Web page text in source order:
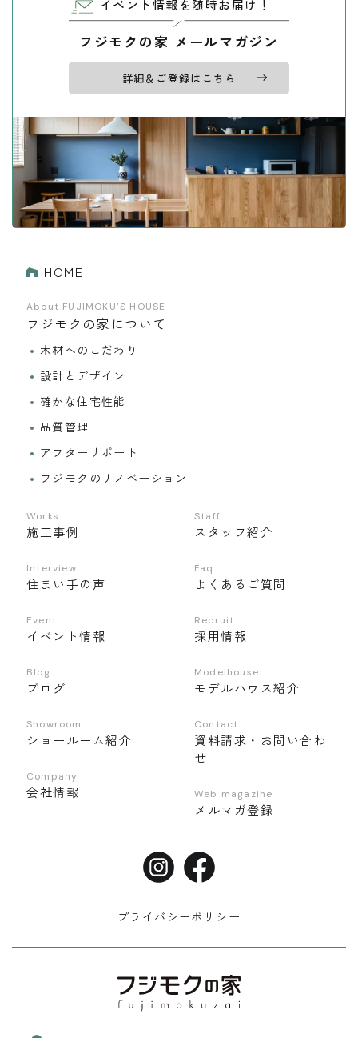
イベント情報を随時お届け！
フジモクの家 メールマガジン
詳細＆ご登録はこちら
プライバシーポリシー
HOME
About FUJIMOKU’S HOUSE
フジモクの家について
木材へのこだわり
設計とデザイン
確かな住宅性能
品質管理
アフターサポート
フジモクのリノベーション
Works
施工事例
Interview
住まい手の声
Event
イベント情報
Blog
ブログ
Showroom
ショールーム紹介
Company
会社情報
Staff
スタッフ紹介
Faq
よくあるご質問
Recruit
採用情報
Modelhouse
モデルハウス紹介
Contact
資料請求・お問い合わ
せ
Web magazine
メルマガ登録